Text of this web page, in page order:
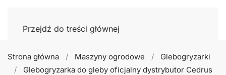
Przejdź do treści głównej
Strona główna Maszyny ogrodowe
Glebogryzarki
Glebogryzarka do gleby oficjalny dystrybutor Cedrus